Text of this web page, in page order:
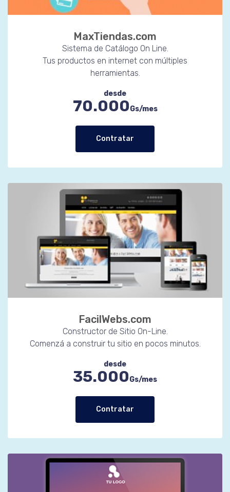
MaxTiendas.com
Sistema de Catálogo On Line.
Tus productos en internet con múltiples
herramientas.
desde
70.000Gs/mes
Contratar
FacilWebs.com
Constructor de Sitio On-Line.
Comenzá a construir tu sitio en pocos minutos.
desde
35.000Gs/mes
Contratar